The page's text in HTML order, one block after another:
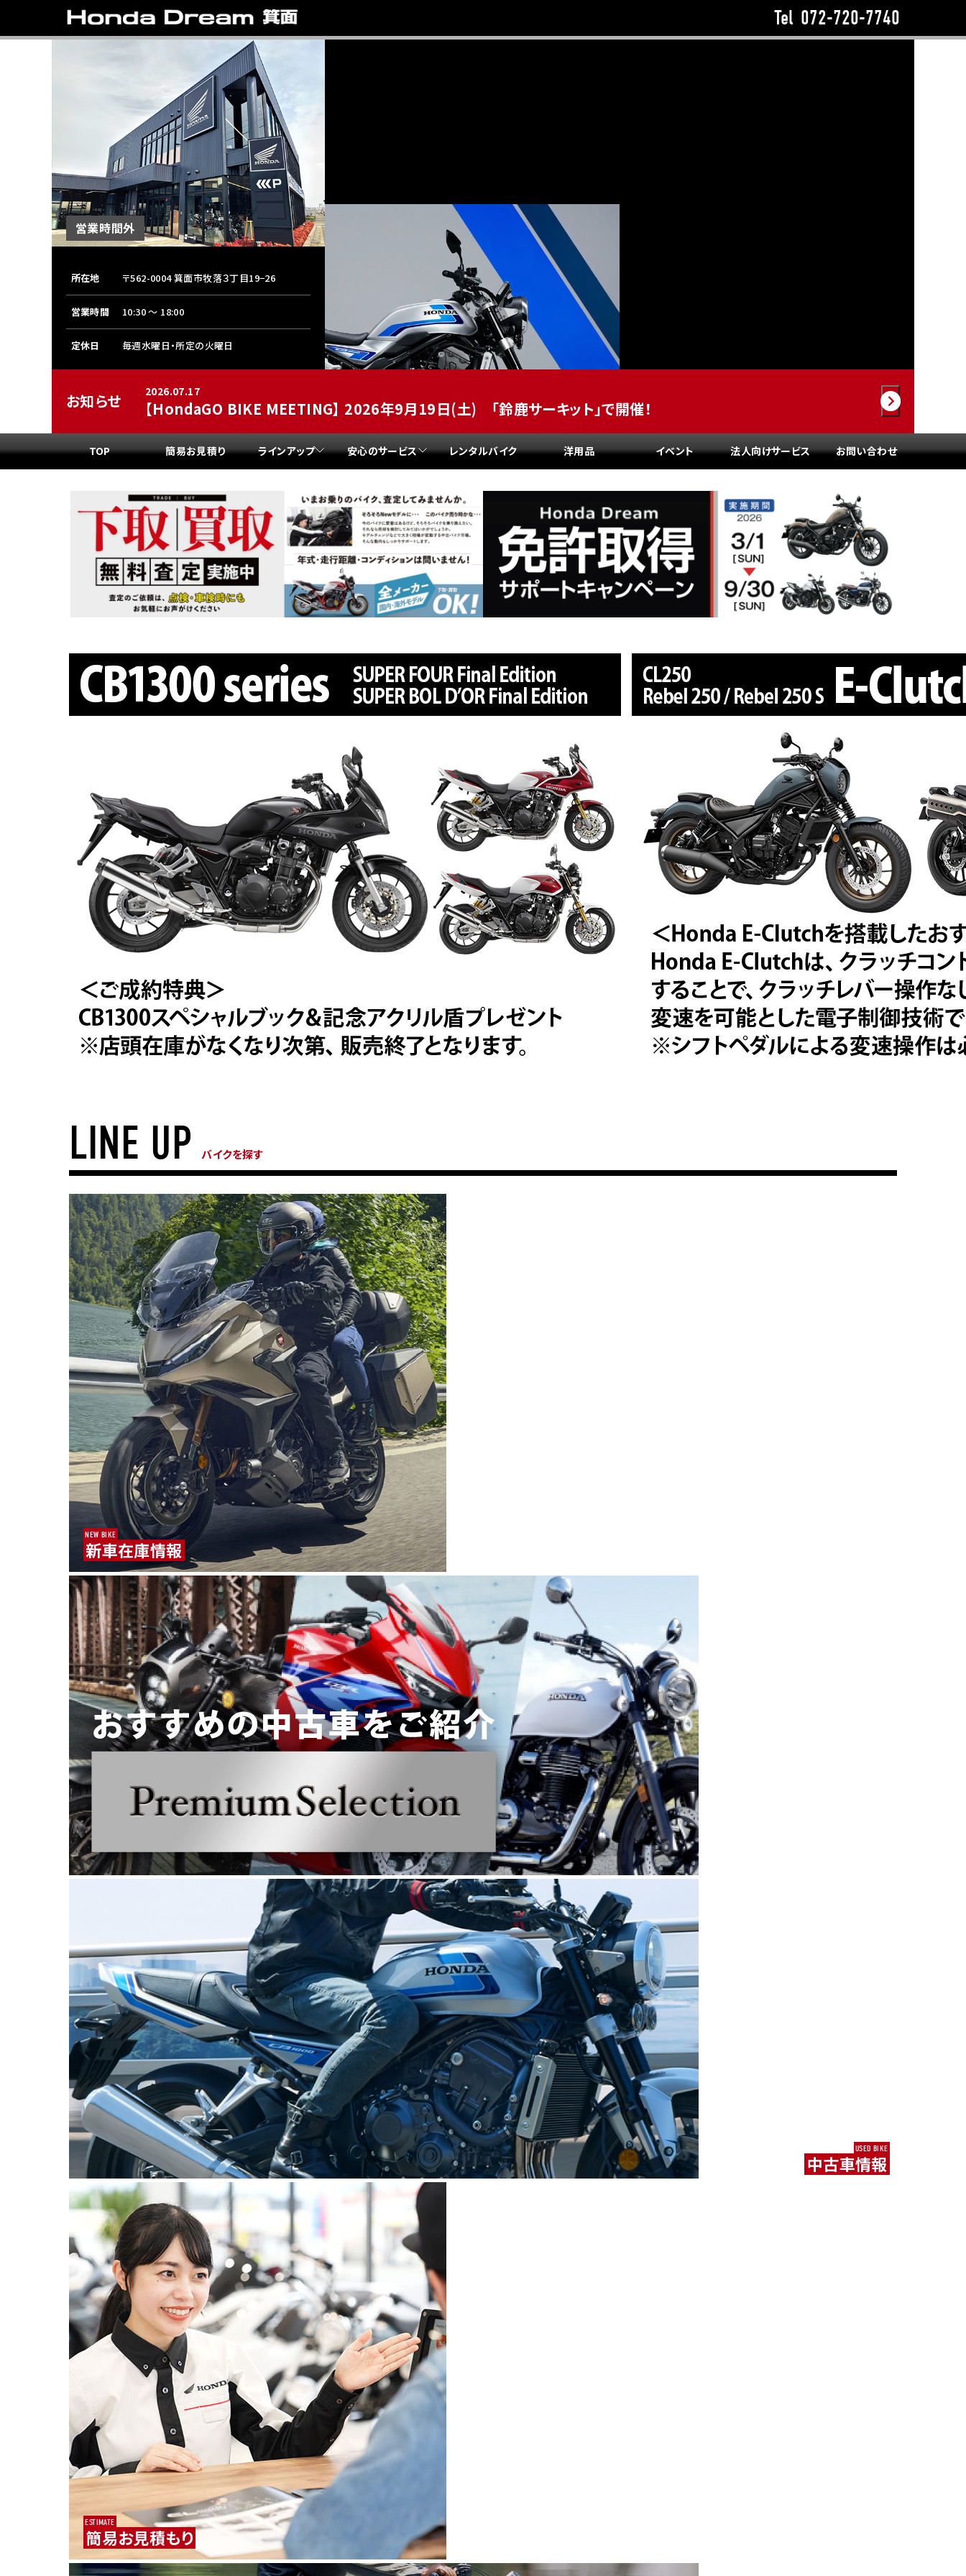
Tel 072-720-7740
営業時間外
所在地 〒562-0004 箕面市牧落３丁目19−26
営業時間 10:30 〜 18:00
定休日 毎週水曜日・所定の火曜日
お知らせ 2026.07.17
【HondaGO BIKE MEETING】 2026年9月19日(土) 「鈴鹿サーキット」で開催！
TOP 簡易お見積り ラインアップ 安心のサービス レンタルバイク 洋用品 イベント 法人向けサービス お問い合わせ
LINE UP バイクを探す
NEW BIKE
新車在庫情報
USED BIKE
中古車情報
ESTIMATE
簡易お見積もり
岩手県
ホンダドリーム 盛岡
宮城県
ホンダドリーム 仙台泉 ホンダドリーム 宮城岩沼
ホンダドリーム 郡山
東京都
ホンダドリーム 世田谷
ホンダドリーム 練馬
ホンダドリーム 葛飾 ホンダドリーム 大田
ホンダドリーム 立川
ホンダドリーム 磯子 ホンダドリーム 横浜都筑
ホンダドリーム 横浜旭 ホンダドリーム 川崎宮前
千葉県
ホンダドリーム 船橋 ホンダドリーム 松戸
ホンダドリーム 蘇我
埼玉県
ホンダドリーム ふかや花園 ホンダドリーム 鴻巣
ホンダドリーム 所沢 ホンダドリーム 大宮
ホンダドリーム 草加 ホンダドリーム 新座
茨城県
ホンダドリーム 水戸北
愛知県
ホンダドリーム 名古屋中央
ホンダドリーム 小牧
ホンダドリーム 一宮 ホンダドリーム 豊橋
ホンダドリーム 名古屋上小田井
ホンダドリーム 岐阜
大阪府
ホンダドリーム 堺
ホンダドリーム 藤井寺
ホンダドリーム 豊中
ホンダドリーム 京都右京
ホンダドリーム 京都北山
兵庫県
奈良県
ホンダドリーム 奈良
岡山県
ホンダドリーム 岡山
広島県
ホンダドリーム 広島 ホンダドリーム 福山
ホンダドリーム 徳島
ホンダドリーム 高松
高知県
ホンダドリーム 高知
福岡県
ホンダドリーム 博多
ホンダドリーム 久留米
ホンダドリーム 福岡西